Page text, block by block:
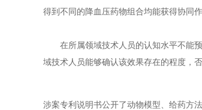
得到不同的降血压药物组合均能获得协同作
在所属领域技术人员的认知水平不能预
域技术人员能够确认该效果存在的程度，
涉案专利说明书公开了动物模型、给药方